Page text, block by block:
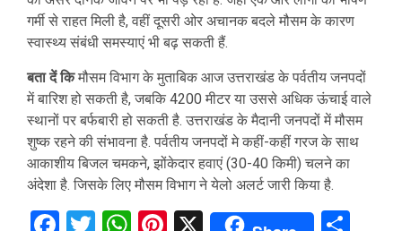
गर्मी से राहत मिली है, वहीं दूसरी ओर अचानक बदले मौसम के कारण
स्वास्थ्य संबंधी समस्याएं भी बढ़ सकती हैं.
बता दें किमौसम विभाग के मुताबिक आज उत्तराखंड के पर्वतीय जनपदों
में बारिश हो सकती है, जबकि 4200 मीटर या उससे अधिक ऊंचाई वाले
स्थानों पर बर्फबारी हो सकती है. उत्तराखंड के मैदानी जनपदों में मौसम
शुष्क रहने की संभावना है. पर्वतीय जनपदों मे कहीं-कहीं गरज के साथ
आकाशीय बिजल चमकने, झोंकेदार हवाएं (30-40 किमी) चलने का
अंदेशा है. जिसके लिए मौसम विभाग ने येलो अलर्ट जारी किया है.